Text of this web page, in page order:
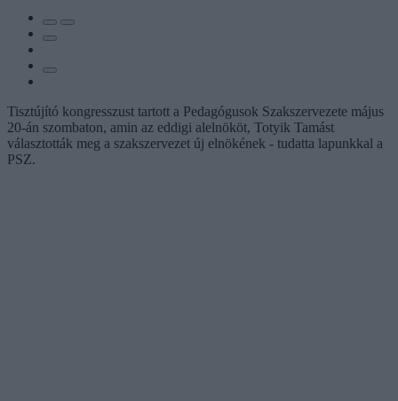
Tisztújító kongresszust tartott a Pedagógusok Szakszervezete május
20-án szombaton, amin az eddigi alelnököt, Totyik Tamást
választották meg a szakszervezet új elnökének - tudatta lapunkkal a
PSZ.